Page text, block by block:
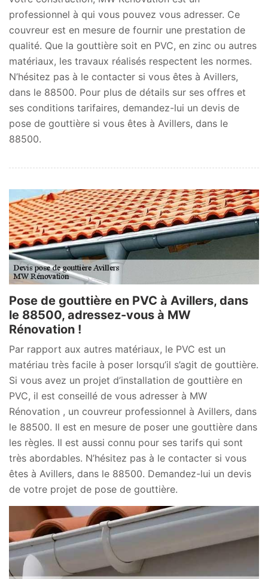
professionnel à qui vous pouvez vous adresser. Ce
couvreur est en mesure de fournir une prestation de
qualité. Que la gouttière soit en PVC, en zinc ou autres
matériaux, les travaux réalisés respectent les normes.
N’hésitez pas à le contacter si vous êtes à Avillers,
dans le 88500. Pour plus de détails sur ses offres et
ses conditions tarifaires, demandez-lui un devis de
pose de gouttière si vous êtes à Avillers, dans le
88500.
Pose de gouttière en PVC à Avillers, dans
le 88500, adressez-vous à MW
Rénovation !
Par rapport aux autres matériaux, le PVC est un
matériau très facile à poser lorsqu’il s’agit de gouttière.
Si vous avez un projet d’installation de gouttière en
PVC, il est conseillé de vous adresser à MW
Rénovation , un couvreur professionnel à Avillers, dans
le 88500. Il est en mesure de poser une gouttière dans
les règles. Il est aussi connu pour ses tarifs qui sont
très abordables. N’hésitez pas à le contacter si vous
êtes à Avillers, dans le 88500. Demandez-lui un devis
de votre projet de pose de gouttière.